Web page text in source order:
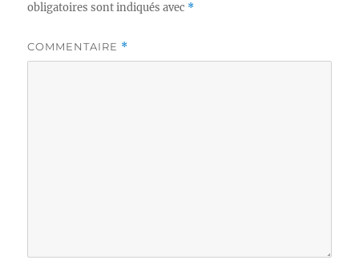
obligatoires sont indiqués avec *
COMMENTAIRE *